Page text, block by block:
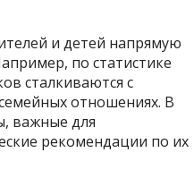
и детей напрямую
по статистике
сталкиваются с
отношениях. В
важные для
рекомендации по их